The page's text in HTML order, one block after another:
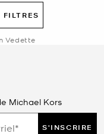
Vedette
Michael Kors
S'INSCRIRE